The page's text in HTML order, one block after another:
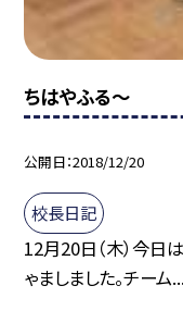
ちはやふる〜
公開日 2018/12/20
校長日記
12月20日（木）今日
ゃましました。チーム...